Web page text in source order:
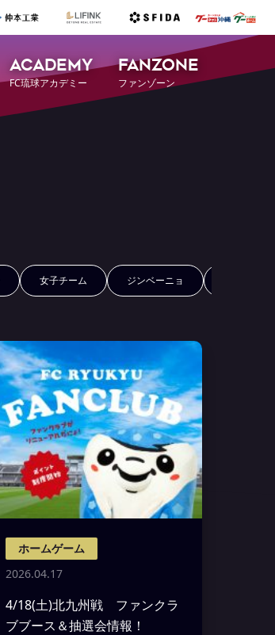
ACADEMY
FC琉球アカデミー
FANZONE
ファンゾーン
女子チーム ジンベーニョ
ホームゲーム
2026.04.17
4/18(土)北九州戦 ファンクラ
ブブース＆抽選会情報！